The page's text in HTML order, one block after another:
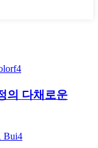
의 다채로운